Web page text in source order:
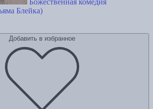
Блейка)
Добавить в избранное